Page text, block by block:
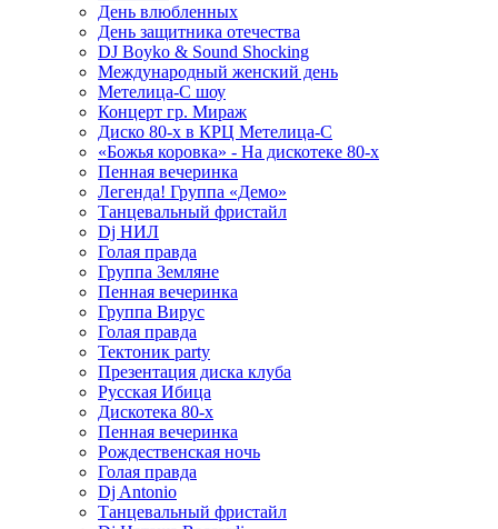
День влюбленных
День защитника отечества
DJ Boyko & Sound Shocking
Международный женский день
Метелица-С шоу
Концерт гр. Мираж
Диско 80-х в КРЦ Метелица-С
«Божья коровка» - На дискотеке 80-х
Пенная вечеринка
Легенда! Группа «Демо»
Танцевальный фристайл
Dj НИЛ
Голая правда
Группа Земляне
Пенная вечеринка
Группа Вирус
Голая правда
Тектоник party
Презентация диска клуба
Русская Ибица
Дискотека 80-х
Пенная вечеринка
Рождественская ночь
Голая правда
Dj Antonio
Танцевальный фристайл